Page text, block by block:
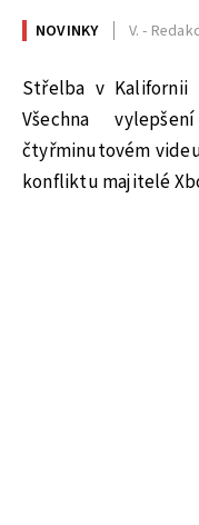
NOVINKY V. -
Střelba v
Všechna
čtyřminutovém
konfliktu majitelé